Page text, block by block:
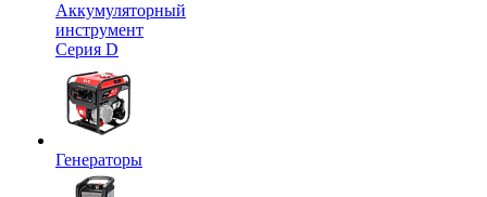
Аккумуляторный
инструмент
Серия D
Генераторы